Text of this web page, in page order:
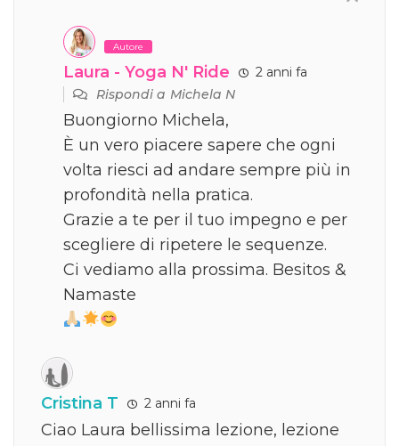
Autore
Laura - Yoga N' Ride
2 anni fa
Rispondi aMichela N
Buongiorno Michela,
È un vero piacere sapere che ogni
volta riesci ad andare sempre più in
profondità nella pratica.
Grazie a te per il tuo impegno e per
scegliere di ripetere le sequenze.
Ci vediamo alla prossima. Besitos &
Namaste
Cristina T 2 anni fa
Ciao Laura bellissima lezione, lezione